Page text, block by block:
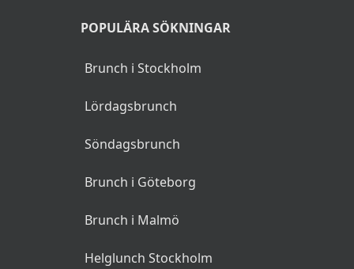
POPULÄRA SÖKNINGAR
Brunch i Stockholm
Lördagsbrunch
Söndagsbrunch
Brunch i Göteborg
Brunch i Malmö
Helglunch Stockholm